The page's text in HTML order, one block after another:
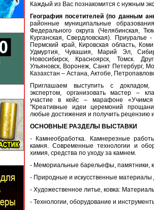
Каждый из Вас познакомится с нужным
География посетителей (по данным
районные муниципальные
Федерального округа (Челябинская,
Курганская, Свердловская). Приуралье
Пермский край, Кировская область,
Удмуртия, Чувашия, Марий Эл,
Новосибирск, Красноярск, Томск.
Ульяновск, Воронеж, Санкт Петербург,
Казахстан – Астана, Актобе,
Приглашаем выступить с докладом,
экспертом, организовать мастер –
участие в кейс – марафоне
"Креативные идеи церемоний
любые достижения и получить рецензию
ОСНОВНЫЕ РАЗДЕЛЫ ВЫСТАВКИ
- Камнеобработка. Камнерезные
камня. Современные технологии и
химия, средства по уходу за камнем.
- Мемориальные барельефы, памятники,
- Природные и искусственные материалы
- Художественное литье, ковка:
- Технологии, оборудование и